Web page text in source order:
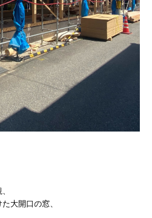
大開口の窓、